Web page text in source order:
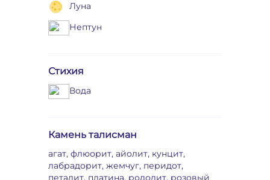
Луна
Нептун
Стихия
Вода
Камень талисман
агат, флюорит, айолит, кунцит,
лабрадорит, жемчуг, перидот,
петалит, платина, родолит, розовый